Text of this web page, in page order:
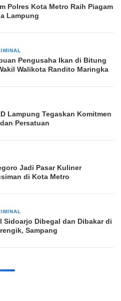
Polres Kota Metro Raih Piagam
Lampung
Pengusaha Ikan di Bitung
Walikota Randito Maringka
Lampung Tegaskan Komitmen
Persatuan
Jadi Pasar Kuliner
di Kota Metro
Sidoarjo Dibegal dan Dibakar di
Sampang